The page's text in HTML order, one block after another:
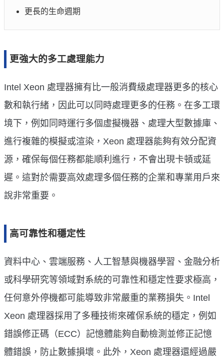
更長的生命週期
更強大的多工處理能力
Intel Xeon 處理器擁有比一般消費級處理器更多的核心
數和執行緒，因此可以同時處理更多的任務。在多工環
境下，例如同時運行多個虛擬機器、處理大型數據庫、
進行複雜的模擬或渲染，Xeon 處理器能夠有效分配資
源，確保每個任務都能順利進行，不會出現卡頓或延
遲。這對於需要高效處理多個任務的企業和專業用戶來
說非常重要。
高可靠性和穩定性
資料中心、雲端服務、人工智慧與機器學習、金融分析
或科學研究等領域對系統的可靠性和穩定性要求極高，
任何意外停機都可能導致非常嚴重的業務損失。Intel
Xeon 處理器採用了多種技術來確保系統的穩定，例如
錯誤修正碼（ECC）記憶體能夠自動檢測並修正記憶
體錯誤，防止數據損壞。此外，Xeon 處理器還經過嚴